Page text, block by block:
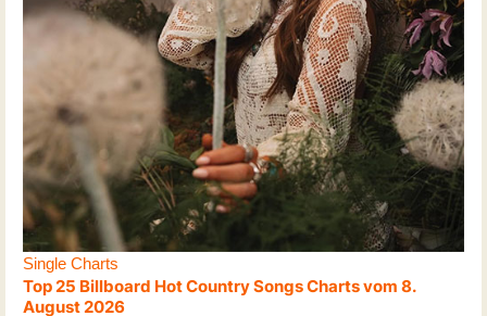
Single Charts
Top 25 Billboard Hot Country Songs Charts vom 8.
August 2026